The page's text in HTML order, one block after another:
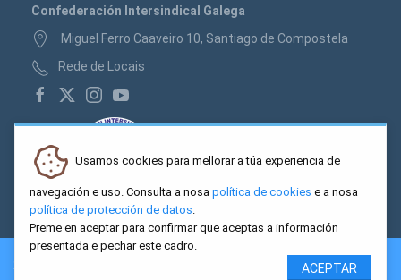
Confederación Intersindical Galega
Miguel Ferro Caaveiro 10, Santiago de Compostela
Rede de Locais
2026 CIG. Confederación Intersindical Galega - Miguel Ferro
Usamos cookies para mellorar a túa experiencia de
navegación e uso. Consulta a nosa política de cookies e a nosa
política de protección de datos.
Preme en aceptar para confirmar que aceptas a información
presentada e pechar este cadro.
ACEPTAR